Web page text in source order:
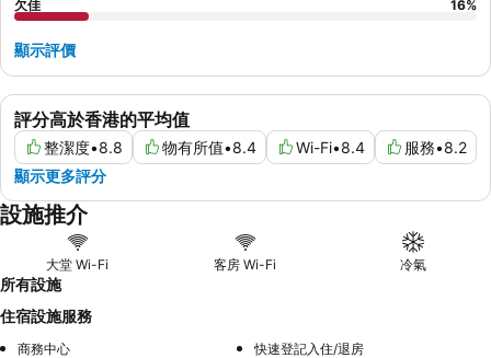
評分高於香港的平均值
整潔度•8.8 物有所值•8.4 Wi-Fi•8.4 服務•8.2
顯示更多評分
欠佳
16%
顯示評價
設施推介
大堂 Wi-Fi 客房 Wi-Fi 冷氣
所有設施
住宿設施服務
商務中心
快速登記入住/退房